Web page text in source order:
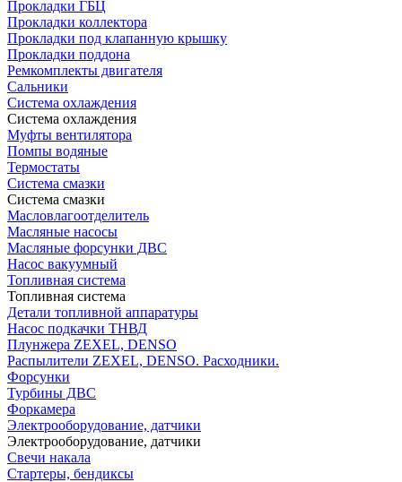
Прокладки ГБЦ
Прокладки коллектора
Прокладки под клапанную крышку
Прокладки поддона
Ремкомплекты двигателя
Сальники
Система охлаждения
Система охлаждения
Муфты вентилятора
Помпы водяные
Термостаты
Система смазки
Система смазки
Масловлагоотделитель
Масляные насосы
Масляные форсунки ДВС
Насос вакуумный
Топливная система
Топливная система
Детали топливной аппаратуры
Насос подкачки ТНВД
Плунжера ZEXEL, DENSO
Распылители ZEXEL, DENSO. Расходники.
Форсунки
Турбины ДВС
Форкамера
Электрооборудование, датчики
Электрооборудование, датчики
Свечи накала
Стартеры, бендиксы